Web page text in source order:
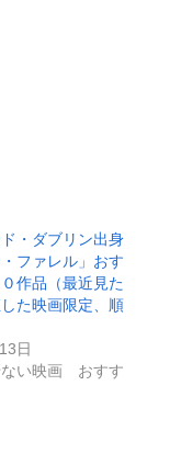
・ダブリン出身
ファレル」おす
作品（最近見た
た映画限定、順
日
ない映画 おすす